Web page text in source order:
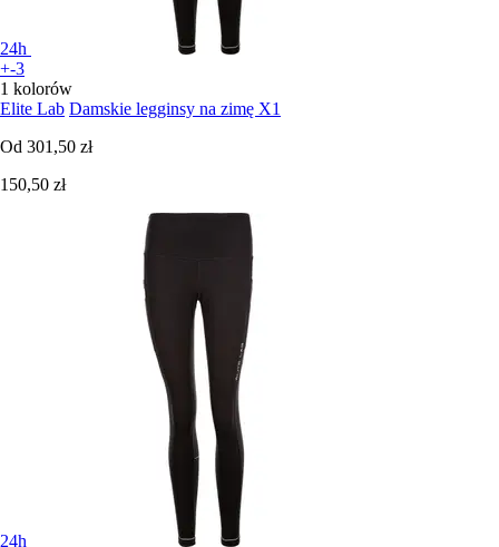
24h
+-3
1 kolorów
Elite Lab Damskie legginsy na zimę X1
Od 301,50 zł
150,50 zł
24h